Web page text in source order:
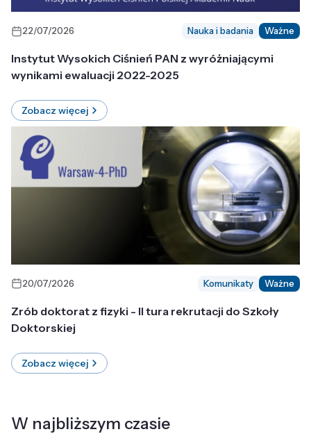
22/07/2026 Nauka i badania Ważne
Instytut Wysokich Ciśnień PAN z wyróżniającymi
wynikami ewaluacji 2022-2025
Zobacz więcej
20/07/2026 Komunikaty Ważne
Zrób doktorat z fizyki - II tura rekrutacji do Szkoły
Doktorskiej
Zobacz więcej
W najbliższym czasie